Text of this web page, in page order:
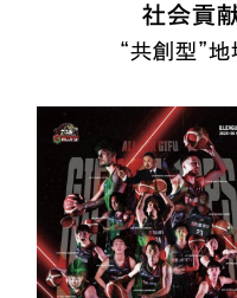
社会貢
“共創型”地